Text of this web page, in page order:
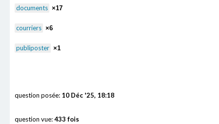
documents ×17
courriers ×6
publiposter ×1
question posée: 10 Déc '25, 18:18
question vue:433 fois